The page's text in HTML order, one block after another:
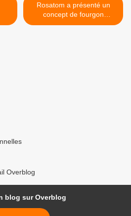
Rosatom a présenté un
concept de fourgon
électrique. >
Overblog
blog sur Overblog